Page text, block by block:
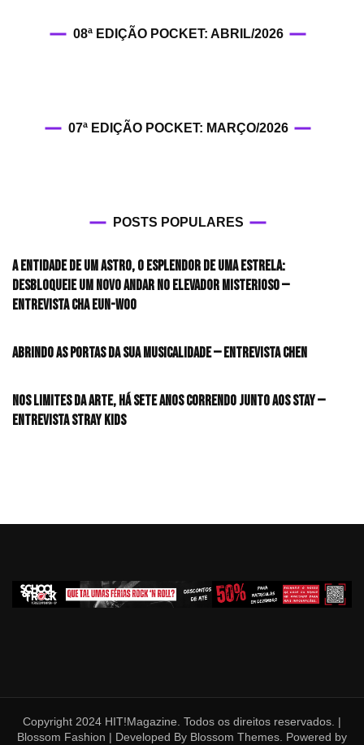
08ª EDIÇÃO POCKET: ABRIL/2026
07ª EDIÇÃO POCKET: MARÇO/2026
POSTS POPULARES
A entidade de um astro, o esplendor de uma estrela:
desbloqueie um novo andar no elevador misterioso —
Entrevista CHA EUN-WOO
Abrindo as portas da sua musicalidade — Entrevista CHEN
Nos limites da arte, há sete anos correndo junto aos STAY —
Entrevista Stray Kids
Copyright 2024 HIT!Magazine. Todos os direitos reservados. |
Blossom Fashion | Developed By Blossom Themes . Powered by